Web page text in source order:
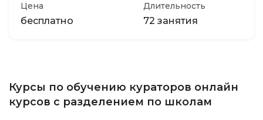
Цена
бесплатно
Длительность
72 занятия
Курсы по обучению кураторов онлайн
курсов с разделением по школам